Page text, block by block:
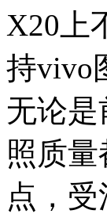
X20上
持vivo
无论
照质
点，受